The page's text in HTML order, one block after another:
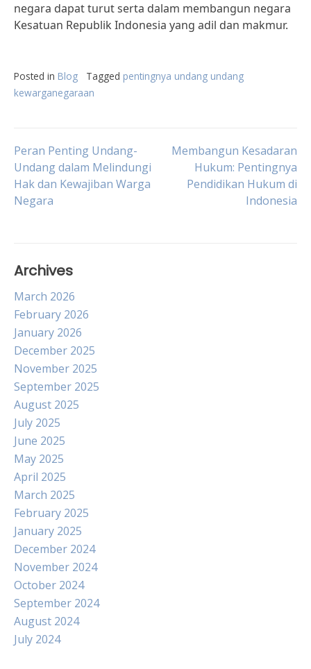
negara dapat turut serta dalam membangun negara
Kesatuan Republik Indonesia yang adil dan makmur.
Posted in Blog Tagged pentingnya undang undang
kewarganegaraan
Post
navigation
Peran Penting Undang-
Undang dalam Melindungi
Hak dan Kewajiban Warga
Negara
Membangun Kesadaran
Hukum: Pentingnya
Pendidikan Hukum di
Indonesia
Archives
March 2026
February 2026
January 2026
December 2025
November 2025
September 2025
August 2025
July 2025
June 2025
May 2025
April 2025
March 2025
February 2025
January 2025
December 2024
November 2024
October 2024
September 2024
August 2024
July 2024